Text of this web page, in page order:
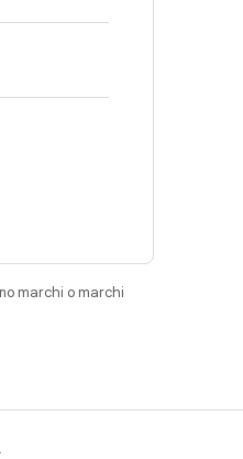
marchi o marchi